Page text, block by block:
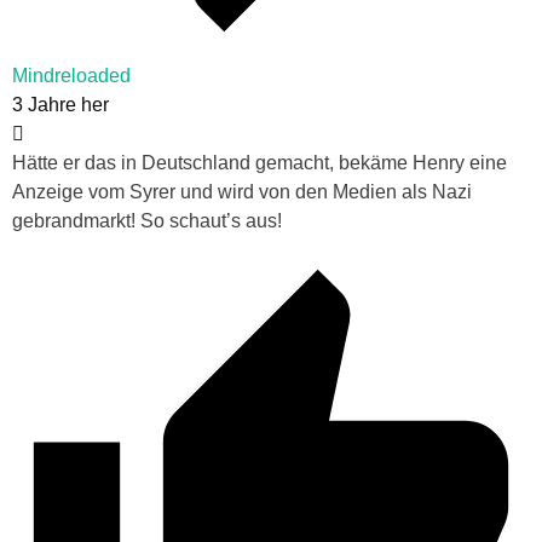
Mindreloaded
3 Jahre her
Hätte er das in Deutschland gemacht, bekäme Henry eine
Anzeige vom Syrer und wird von den Medien als Nazi
gebrandmarkt! So schaut’s aus!